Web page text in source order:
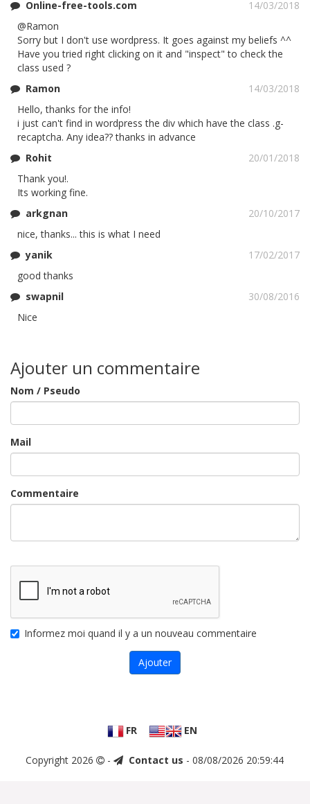
Online-free-tools.com
14/03/2018
@Ramon
Sorry but I don't use wordpress. It goes against my beliefs ^^
Have you tried right clicking on it and "inspect" to check the
class used ?
Ramon
14/03/2018
Hello, thanks for the info!
i just can't find in wordpress the div which have the class .g-
recaptcha. Any idea?? thanks in advance
Rohit
20/01/2018
Thank you!.
Its working fine.
arkgnan
20/10/2017
nice, thanks... this is what I need
yanik
17/02/2017
good thanks
swapnil
30/08/2016
Nice
Ajouter un commentaire
Nom / Pseudo
Mail
Commentaire
Informez moi quand il y a un nouveau commentaire
Ajouter
FR EN
Copyright 2026 - Contact us - 08/08/2026 20:59:44